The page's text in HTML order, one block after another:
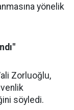
yönelik
Zorluoğlu,
söyledi.